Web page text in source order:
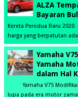
ALZA
Bayaran
Kereta Perodua Baru
harga yang berpatutan
Yamaha
Yamaha
dalam Hal
Yamaha V75
lupa pada era motor